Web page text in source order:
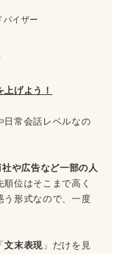
バイザー
げよう！
日常会話レベルなの
社や広告など一部の人
位はそこまで高く
う形式なので、一度
文末表現 」だけを見